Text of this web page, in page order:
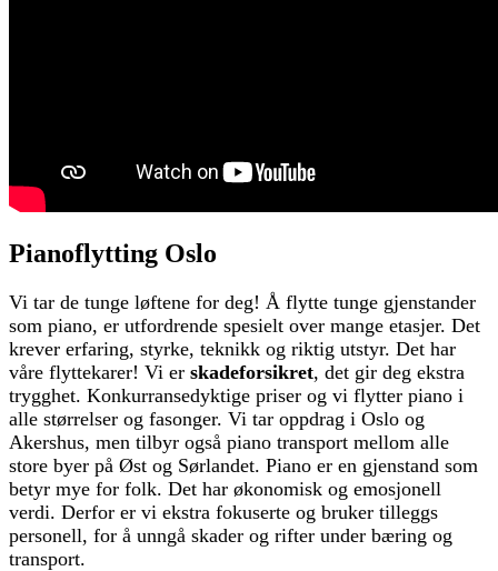
Pianoflytting Oslo
Vi tar de tunge løftene for deg! Å flytte tunge gjenstander
som piano, er utfordrende spesielt over mange etasjer. Det
krever erfaring, styrke, teknikk og riktig utstyr. Det har
våre flyttekarer! Vi er skadeforsikret, det gir deg ekstra
trygghet. Konkurransedyktige priser og vi flytter piano i
alle størrelser og fasonger. Vi tar oppdrag i Oslo og
Akershus, men tilbyr også piano transport mellom alle
store byer på Øst og Sørlandet. Piano er en gjenstand som
betyr mye for folk. Det har økonomisk og emosjonell
verdi. Derfor er vi ekstra fokuserte og bruker tilleggs
personell, for å unngå skader og rifter under bæring og
transport.